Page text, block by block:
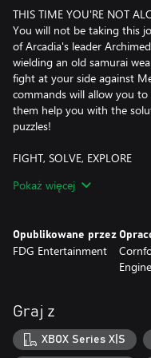
THIS TIME YOU'RE NOT
You will not be taking this
of Arcadia's leader
wielding an old samurai
fight at your side against
commands will allow you
them help you with the
puzzles!
FIGHT, SOLVE, EXPLORE
not only one of the best-
mysterious puzzles of the
and its neighboring
and become a true hero.
Pokaż więcej
Opublikowane przez
FDG Entertainment
Graj z
XBOX Series X|S